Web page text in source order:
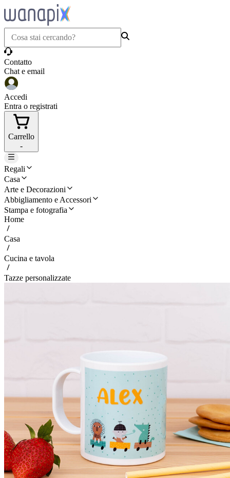
Contatto
Chat e email
Accedi
Entra o registrati
Carrello
-
Regali
Casa
Arte e Decorazioni
Abbigliamento e Accessori
Stampa e fotografia
Home
Casa
Cucina e tavola
Tazze personalizzate